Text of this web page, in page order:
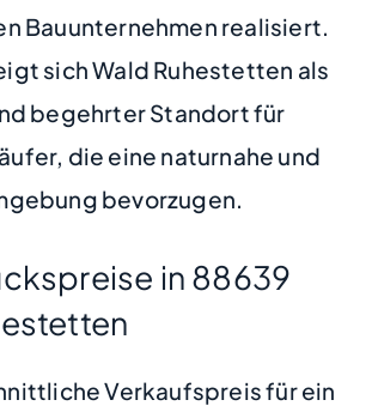
Bauunternehmen realisiert.
sich Wald Ruhestetten als
begehrter Standort für
die eine naturnahe und
bevorzugen.
in 88639
Verkaufspreis für ein